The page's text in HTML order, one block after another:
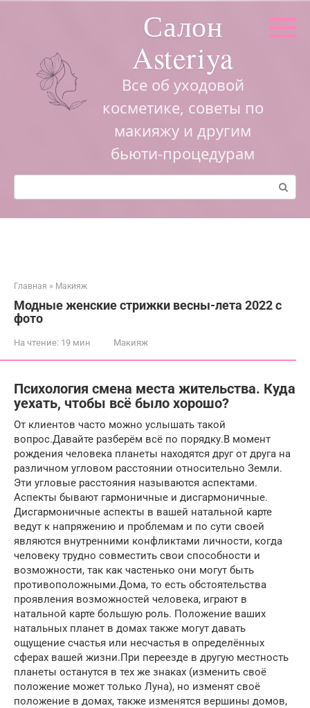
Салон
Asteriya
Все об уходовой
косметике, советы по
макияжу и другим
бьюти-процедурам
Поиск:
Главная » Макияж
Модные женские стрижки весны-лета 2022 с
фото
На чтение: 19 мин Макияж
Психология смена места жительства. Куда
уехать, чтобы всё было хорошо?
От клиентов часто можно услышать такой
вопрос.Давайте разберём всё по порядку.В момент
рождения человека планеты находятся друг от друга на
различном угловом расстоянии относительно Земли.
Эти угловые расстояния называются аспектами.
Аспекты бывают гармоничные и дисгармоничные.
Дисгармоничные аспекты в вашей натальной карте
ведут к напряжению и проблемам и по сути своей
являются внутренними конфликтами личности, когда
человеку трудно совместить свои способности и
возможности, так как частенько они могут быть
противоположными.Дома, то есть обстоятельства
проявления возможностей человека, играют в
натальной карте большую роль. Положение ваших
натальных планет в домах также могут давать
ощущение счастья или несчастья в определённых
сферах вашей жизни.При переезде в другую местность
планеты останутся в тех же знаках (изменить своё
положение может только Луна), но изменят своё
положение в домах, также изменятся вершины домов,